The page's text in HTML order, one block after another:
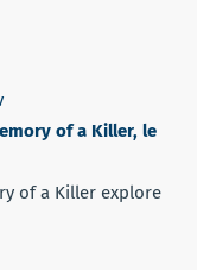
of a Killer, le
of a Killer explore